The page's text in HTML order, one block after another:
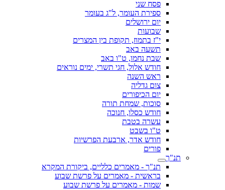
פסח שני
ספירת העומר, ל"ג בעומר
יום ירושלים
שבועות
י"ז בתמוז, תקופת בין המצרים
תשעה באב
שבת נחמו, ט"ו באב
חודש אלול, חגי תשרי, ימים נוראים
ראש השנה
צום גדליה
יום הכיפורים
סוכות, שמחת תורה
חודש כסלו, חנוכה
עשרה בטבת
ט"ו בשבט
חודש אדר, ארבעת הפרשיות
פורים
תנ"ך
תנ"ך - מאמרים כלליים, ביקורת המקרא
בראשית - מאמרים על פרשת שבוע
שמות - מאמרים על פרשת שבוע